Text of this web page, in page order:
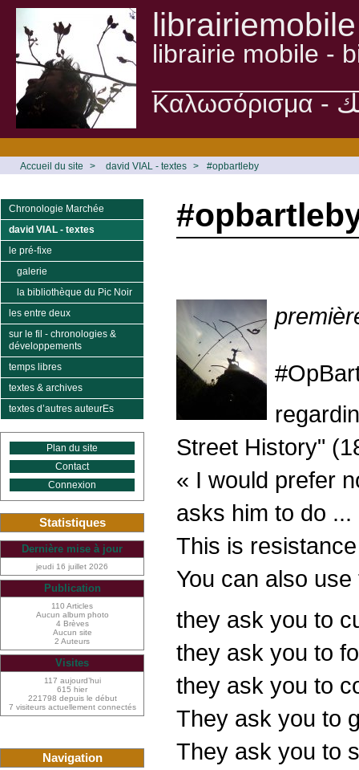
librairiemobile
librairie mobile -
Accueil du site > david VIAL - textes > #opbartleby
Street History"
« I would prefer
asks him to do ...
This is
You can also
they ask you to
they ask you to
they ask you to
They ask you to
They ask you to
Chronologie Marchée
david VIAL - textes
le pré-fixe
galerie
la bibliothèque du Pic Noir
les entre deux
sur le fil - chronologies &
développements
temps libres
textes & archives
textes d’autres auteurEs
Plan du site
Contact
Connexion
Statistiques
Dernière mise à jour
jeudi 16 juillet 2026
Publication
110 Articles
Aucun album photo
4 Brèves
Aucun site
2 Auteurs
Visites
117 aujourd’hui
615 hier
221798 depuis le début
7 visiteurs actuellement connectés
Navigation